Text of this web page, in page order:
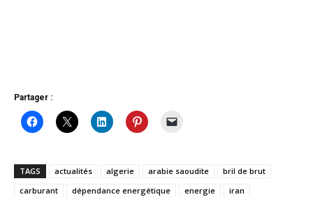
Partager :
TAGS actualités algerie arabie saoudite
bril de brut
carburant
dépendance energétique energie
iran